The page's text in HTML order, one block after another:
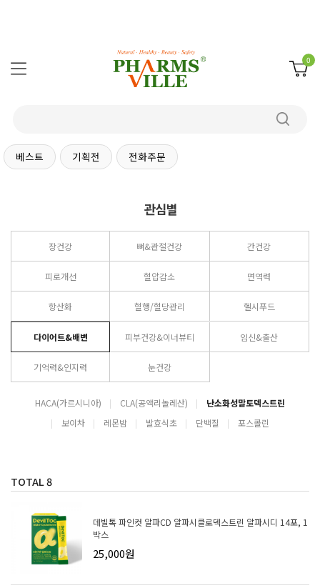
0
베스트 기획전 전화주문
관심별
장건강 뼈&관절건강 간건강
피로개선 혈압감소 면역력
항산화 혈행/혈당관리 헬시푸드
다이어트&배변 피부건강&이너뷰티 임신&출산
기억력&인지력 눈건강
HACA(가르시니아) CLA(공액리놀레산)
난소화성말토덱스트린
보이차
레몬밤 발효식초 단백질 포스콜린
TOTAL8
데빌톡 파인컷 알파CD 알파시클로덱스트린 알파시디 14포, 1
박스
25,000원